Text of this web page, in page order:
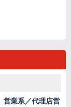
営業系／代理店営